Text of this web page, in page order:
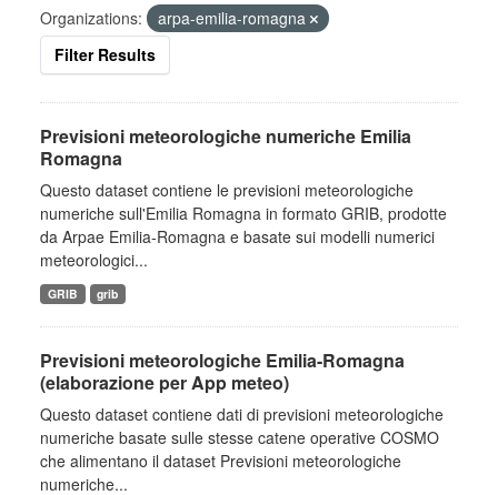
Organizations:
arpa-emilia-romagna
Filter Results
Previsioni meteorologiche numeriche Emilia
Romagna
Questo dataset contiene le previsioni meteorologiche
numeriche sull'Emilia Romagna in formato GRIB, prodotte
da Arpae Emilia-Romagna e basate sui modelli numerici
meteorologici...
GRIB grib
Previsioni meteorologiche Emilia-Romagna
(elaborazione per App meteo)
Questo dataset contiene dati di previsioni meteorologiche
numeriche basate sulle stesse catene operative COSMO
che alimentano il dataset Previsioni meteorologiche
numeriche...